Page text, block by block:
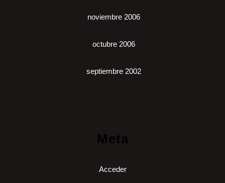
noviembre 2006
octubre 2006
septiembre 2002
Meta
Acceder